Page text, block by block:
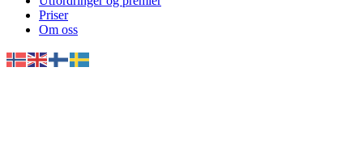
Priser
Om oss